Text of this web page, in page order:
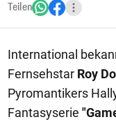
Teilen
International
Fernsehstar Roy
Pyromantikers
Fantasyserie